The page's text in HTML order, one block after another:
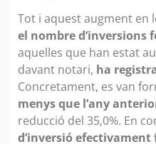
Tot i aquest augment en
el nombre d’inversions
aquelles que han estat
davant notari, ha
Concretament, es van
menys que l’any
reducció del 35,0%. En
d’inversió